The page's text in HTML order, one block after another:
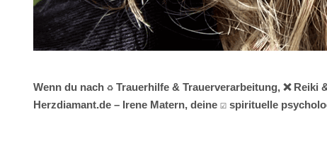
Wenn du nach ♻ Trauerhilfe & Trauerverarbeitung, ❌
Herzdiamant.de – Irene Matern, deine ☑️ spirituelle